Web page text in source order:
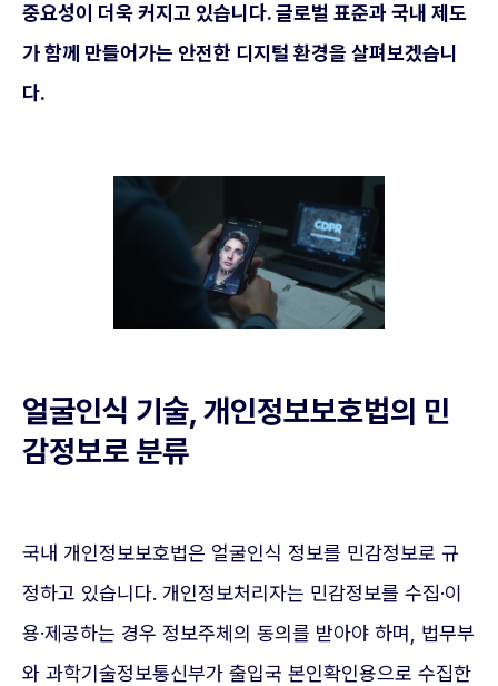
중요성이 더욱 커지고 있습니다. 글로벌 표준과 국내 제도
가 함께 만들어가는 안전한 디지털 환경을 살펴보겠습니
다.
얼굴인식 기술, 개인정보보호법의 민
감정보로 분류
국내 개인정보보호법은 얼굴인식 정보를 민감정보로 규
정하고 있습니다. 개인정보처리자는 민감정보를 수집·이
용·제공하는 경우 정보주체의 동의를 받아야 하며, 법무부
와 과학기술정보통신부가 출입국 본인확인용으로 수집한